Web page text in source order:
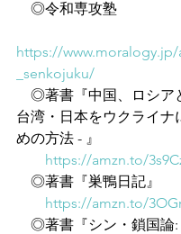
◎令和専攻塾
https://
_senkojuku/
◎著書『中国、ロシア
台湾・日本をウクライナ
めの方法 - 』
https://amzn.to/
◎著書『巣鴨日記』
https://amzn.to/
◎著書『シン・鎖国論: